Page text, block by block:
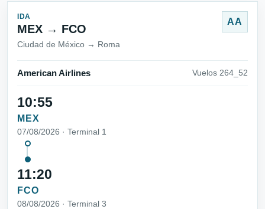
IDA
MEX → FCO
Ciudad de México → Roma
AA
American Airlines Vuelos 264_52
10:55
MEX
07/08/2026 · Terminal 1
11:20
FCO
08/08/2026 · Terminal 3